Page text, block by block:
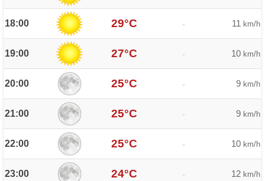
18:00 29°C - 11 km/h
19:00 27°C - 10 km/h
20:00 25°C - 9 km/h
21:00 25°C - 9 km/h
22:00 25°C - 10 km/h
23:00 24°C - 12 km/h